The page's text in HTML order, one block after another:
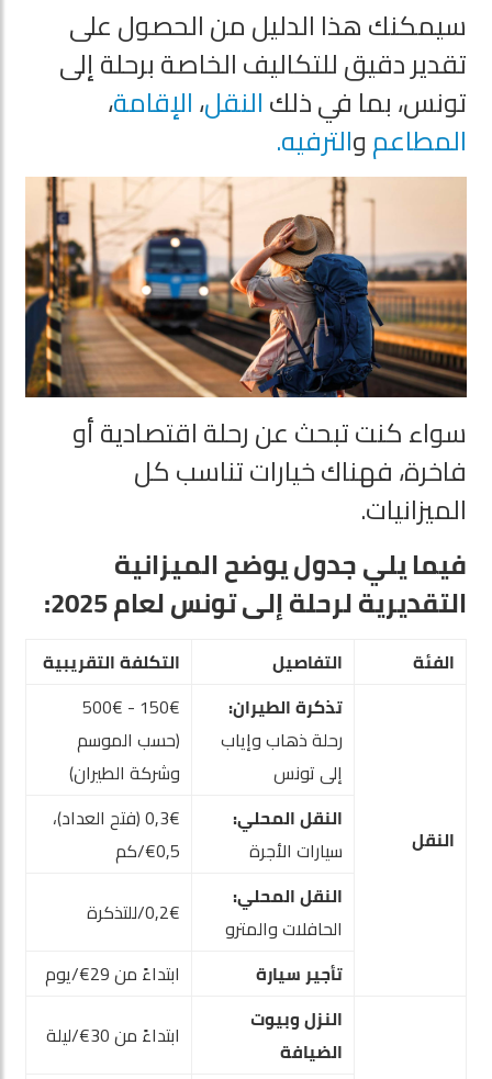
سيمكنك هذا الدليل من الحصول على
تقدير دقيق للتكاليف الخاصة برحلة إلى
تونس، بما في ذلكالنقل،الإقامة،
المطاعموالترفيه.
سواء كنت تبحث عن رحلة اقتصادية أو
فاخرة، فهناك خيارات تناسب كل
الميزانيات.
فيما يلي جدول يوضح الميزانية
التقديرية لرحلة إلى تونس لعام 2025:
الفئة التفاصيل التكلفة التقريبية
النقل
تذكرة الطيران:
رحلة ذهاب وإياب
إلى تونس
150€ - 500€
(حسب الموسم
وشركة الطيران)
النقل المحلي:
سيارات الأجرة
0,3€ (فتح العداد)،
0,5€/كم
النقل المحلي:
الحافلات والمترو
0,2€/للتذكرة
تأجير سيارة
ابتداءً من 29€/يوم
النزل وبيوت
الضيافة
ابتداءً من 30€/ليلة